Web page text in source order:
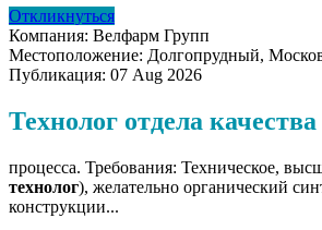
Откликнуться
Компания: Велфарм Групп
Местоположение: Долгопрудный,
Публикация: 07 Aug 2026
Технолог отдела качества
процесса. Требования: Техническое,
технолог), желательно органический
конструкции...